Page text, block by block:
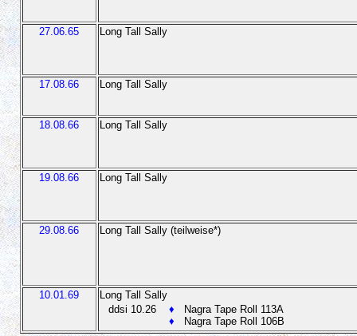
27.06.65 Long Tall Sally
17.08.66 Long Tall Sally
18.08.66 Long Tall Sally
19.08.66 Long Tall Sally
29.08.66 Long Tall Sally (teilweise*)
10.01.69
Long Tall Sally
ddsi 10.26
♦
Nagra Tape Roll 113A
♦
Nagra Tape Roll 106B